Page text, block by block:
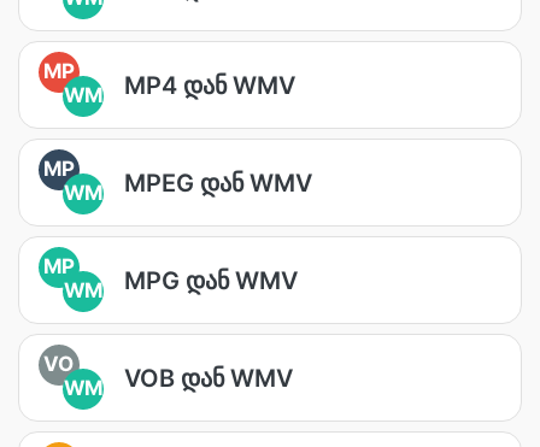
MP
WM
MP4 დან WMV
MP
WM
MPEG დან WMV
MP
WM
MPG დან WMV
VO
WM
VOB დან WMV